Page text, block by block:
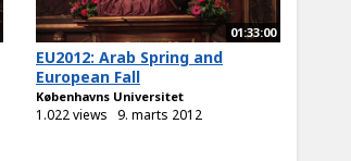
01:33:00
EU2012: Arab Spring and
European Fall
Københavns Universitet
1.022 views 9. marts 2012